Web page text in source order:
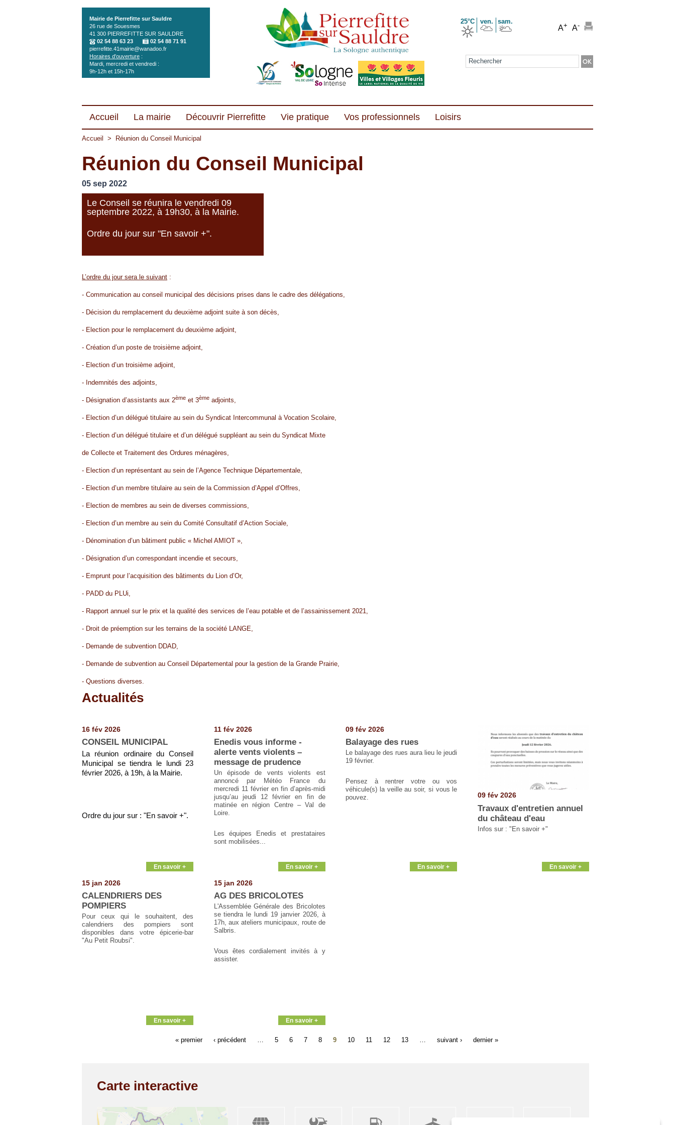
Mairie de Pierrefitte sur Sauldre
26 rue de Souesmes
41 300 PIERREFITTE SUR SAULDRE
02 54 88 63 23
02 54 88 71 91
pierrefitte.41mairie@wanadoo.fr
Horaires d'ouverture :
Mardi, mercredi et vendredi :
9h-12h et 15h-17h
25°C ven. sam.
A+ A-
Formulaire de recherche
Accueil La mairie Découvrir Pierrefitte Vie pratique Vos professionnels Loisirs
Accueil > Réunion du Conseil Municipal
Réunion du Conseil Municipal
05 sep 2022
Le Conseil se réunira le vendredi 09
septembre 2022, à 19h30, à la Mairie.
Ordre du jour sur "En savoir +".
L’ordre du jour sera le suivant :
- Communication au conseil municipal des décisions prises dans le cadre des délégations,
- Décision du remplacement du deuxième adjoint suite à son décès,
- Election pour le remplacement du deuxième adjoint,
- Création d’un poste de troisième adjoint,
- Election d’un troisième adjoint,
- Indemnités des adjoints,
- Désignation d’assistants aux 2ème et 3ème adjoints,
- Election d’un délégué titulaire au sein du Syndicat Intercommunal à Vocation Scolaire,
- Election d’un délégué titulaire et d’un délégué suppléant au sein du Syndicat Mixte
de Collecte et Traitement des Ordures ménagères,
- Election d’un représentant au sein de l’Agence Technique Départementale,
- Election d’un membre titulaire au sein de la Commission d’Appel d’Offres,
- Election de membres au sein de diverses commissions,
- Election d’un membre au sein du Comité Consultatif d’Action Sociale,
- Dénomination d’un bâtiment public « Michel AMIOT »,
- Désignation d’un correspondant incendie et secours,
- Emprunt pour l’acquisition des bâtiments du Lion d’Or,
- PADD du PLUi,
- Rapport annuel sur le prix et la qualité des services de l’eau potable et de l’assainissement 2021,
- Droit de préemption sur les terrains de la société LANGE,
- Demande de subvention DDAD,
- Demande de subvention au Conseil Départemental pour la gestion de la Grande Prairie,
- Questions diverses.
Actualités
16 fév 2026
CONSEIL MUNICIPAL
La réunion ordinaire du Conseil
Municipal se tiendra le lundi 23
février 2026, à 19h, à la Mairie.
Ordre du jour sur : "En savoir +".
En savoir +
11 fév 2026
Enedis vous informe -
alerte vents violents –
message de prudence
Un épisode de vents violents est
annoncé par Météo France du
mercredi 11 février en fin d’après-midi
jusqu’au jeudi 12 février en fin de
matinée en région Centre – Val de
Loire.
Les équipes Enedis et prestataires
sont mobilisées...
En savoir +
09 fév 2026
Balayage des rues
Le balayage des rues aura lieu le jeudi
19 février.
Pensez à rentrer votre ou vos
véhicule(s) la veille au soir, si vous le
pouvez.
En savoir +
09 fév 2026
Travaux d'entretien annuel
du château d'eau
Infos sur : "En savoir +"
En savoir +
15 jan 2026
CALENDRIERS DES
POMPIERS
Pour ceux qui le souhaitent, des
calendriers des pompiers sont
disponibles dans votre épicerie-bar
"Au Petit Roubsi".
En savoir +
15 jan 2026
AG DES BRICOLOTES
L'Assemblée Générale des Bricolotes
se tiendra le lundi 19 janvier 2026, à
17h, aux ateliers municipaux, route de
Salbris.
Vous êtes cordialement invités à y
assister.
En savoir +
Pages
« premier ‹ précédent 5 6 7 8 9 10 11 12 13 suivant › dernier »
Carte interactive